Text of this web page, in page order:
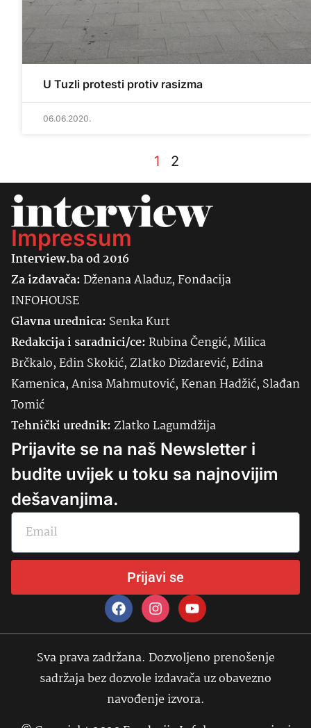
U Tuzli protesti protiv rasizma
06.06.2020.
1 2
Impressum
Interview.ba od 2016
Za izdavača:Dženana Alađuz, Fondacija
INFOHOUSE
Glavna urednica: SenkaKurt
Redakcija i saradnici/ce:Rubina Čengić, Milica
Brčkalo, Edin Skokić, Zlatko Dizdarević, Edina
Kamenica, Anisa Mahmutović, Kenan Hadžić, Slađan
Tomić
Tehnički urednik:Zlatko Lagumdžija
Prijavite se na naš Newsletter i
budite uvijek u toku sa najnovijim
dešavanjima.
Prijavi se
Sva prava zadržana. Dozvoljeno prenošenje
sadržaja bez dozvole izdavača uz obavezno
navođenje izvora.